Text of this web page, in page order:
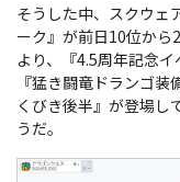
そうした中、 スクウェ
ーク』が前日10位から
より、『4.5周年記念
『猛き闘竜ドランゴ
くびき後半』が登場し
うだ。